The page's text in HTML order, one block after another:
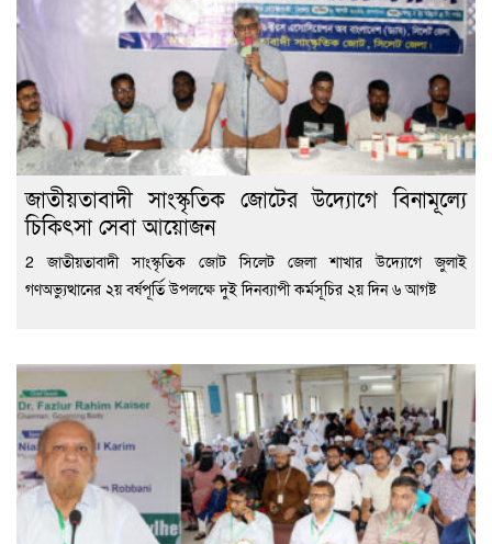
জাতীয়তাবাদী সাংস্কৃতিক জোটের উদ্যোগে বিনামূল্যে
চিকিৎসা সেবা আয়োজন
2 জাতীয়তাবাদী সাংস্কৃতিক জোট সিলেট জেলা শাখার উদ্যোগে জুলাই
গণঅভ্যুত্থানের ২য় বর্ষপূর্তি উপলক্ষে দুই দিনব্যাপী কর্মসূচির ২য় দিন ৬ আগষ্ট